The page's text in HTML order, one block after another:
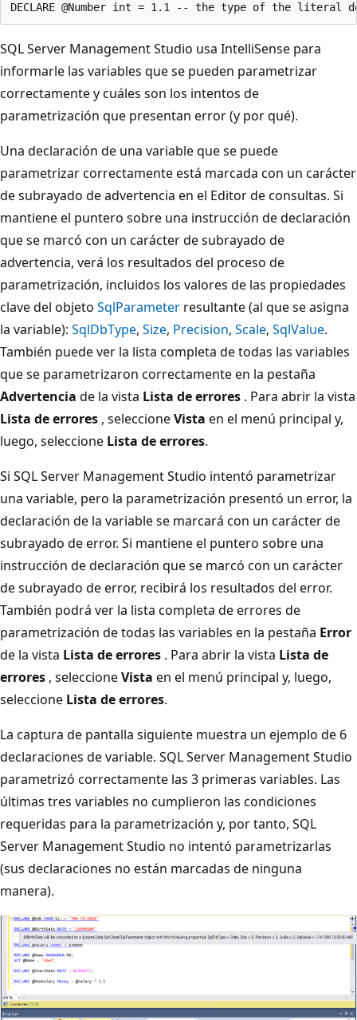
SQL Server Management Studio usa IntelliSense para
informarle las variables que se pueden parametrizar
correctamente y cuáles son los intentos de
parametrización que presentan error (y por qué).
Una declaración de una variable que se puede
parametrizar correctamente está marcada con un carácter
de subrayado de advertencia en el Editor de consultas. Si
mantiene el puntero sobre una instrucción de declaración
que se marcó con un carácter de subrayado de
advertencia, verá los resultados del proceso de
parametrización, incluidos los valores de las propiedades
clave del objeto SqlParameter resultante (al que se asigna
la variable): SqlDbType, Size, Precision, Scale, SqlValue.
También puede ver la lista completa de todas las variables
que se parametrizaron correctamente en la pestaña
Advertencia de la vista Lista de errores . Para abrir la vista
Lista de errores , seleccioneVista en el menú principal y,
luego, seleccione Lista de errores.
Si SQL Server Management Studio intentó parametrizar
una variable, pero la parametrización presentó un error, la
declaración de la variable se marcará con un carácter de
subrayado de error. Si mantiene el puntero sobre una
instrucción de declaración que se marcó con un carácter
de subrayado de error, recibirá los resultados del error.
También podrá ver la lista completa de errores de
parametrización de todas las variables en la pestaña Error
de la vista Lista de errores . Para abrir la vista Lista de
errores , seleccioneVista en el menú principal y, luego,
seleccione Lista de errores.
La captura de pantalla siguiente muestra un ejemplo de 6
declaraciones de variable. SQL Server Management Studio
parametrizó correctamente las 3 primeras variables. Las
últimas tres variables no cumplieron las condiciones
requeridas para la parametrización y, por tanto, SQL
Server Management Studio no intentó parametrizarlas
(sus declaraciones no están marcadas de ninguna
manera).